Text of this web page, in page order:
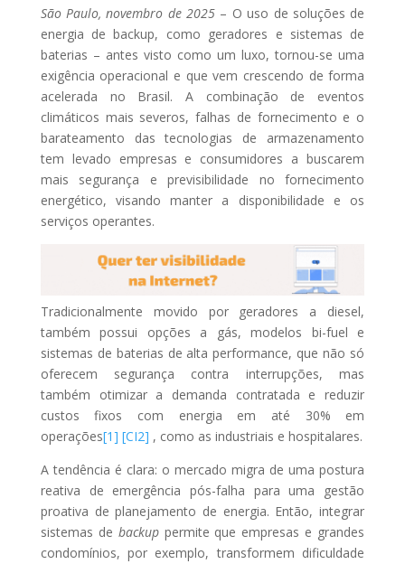
São Paulo, novembro de 2025 – O uso de soluções de
energia de backup, como geradores e sistemas de
baterias – antes visto como um luxo, tornou-se uma
exigência operacional e que vem crescendo de forma
acelerada no Brasil. A combinação de eventos
climáticos mais severos, falhas de fornecimento e o
barateamento das tecnologias de armazenamento
tem levado empresas e consumidores a buscarem
mais segurança e previsibilidade no fornecimento
energético, visando manter a disponibilidade e os
serviços operantes.
Tradicionalmente movido por geradores a diesel,
também possui opções a gás, modelos bi-fuel e
sistemas de baterias de alta performance, que não só
oferecem segurança contra interrupções, mas
também otimizar a demanda contratada e reduzir
custos fixos com energia em até 30% em
operações[1] [CI2] , como as industriais e hospitalares.
A tendência é clara: o mercado migra de uma postura
reativa de emergência pós-falha para uma gestão
proativa de planejamento de energia. Então, integrar
sistemas de backuppermite que empresas e grandes
condomínios, por exemplo, transformem dificuldade